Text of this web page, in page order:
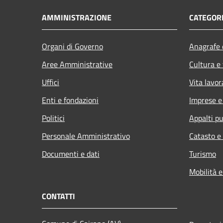
AMMINISTRAZIONE
Organi di Governo
Aree Amministrative
Uffici
Enti e fondazioni
Politici
Personale Amministrativo
Documenti e dati
Cultura
Vita
Imprese
Appalti
Catasto
Turismo
Mobilità
CONTATTI